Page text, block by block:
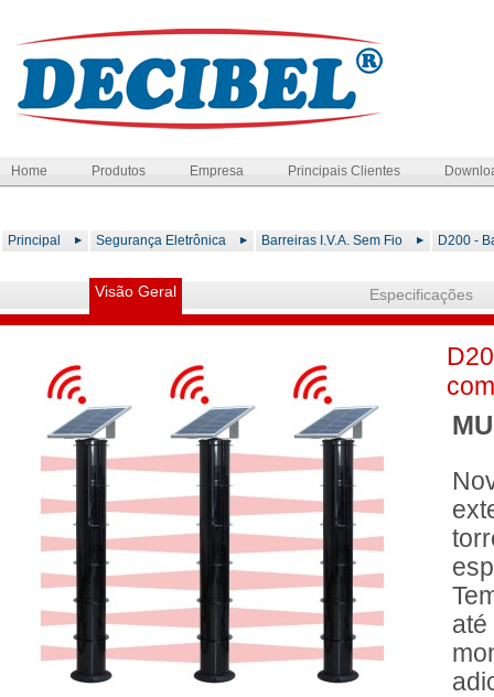
Home Produtos Empresa Principais Clientes
Principal Segurança Eletrônica Barreiras I.V.A. Sem Fio D200 -
Visão Geral Especificações